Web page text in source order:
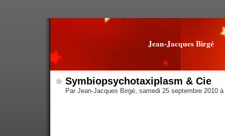
Jean-Jacques Birgé
Symbiopsychotaxiplasm & Cie
Par Jean-Jacques Birgé, samedi 25 septembre 2010